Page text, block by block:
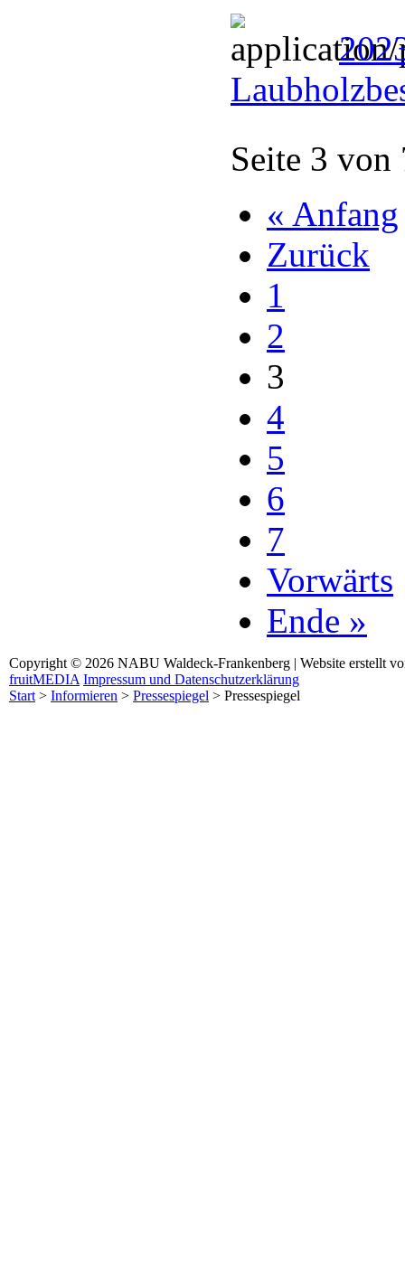
Seite 3 von
« Anfang
Zurück
1
2
3
4
5
6
7
Vorwärts
Ende »
Copyright © 2026 NABU Waldeck-Frankenberg | Website erstellt
fruitMEDIA Impressum und Datenschutzerklärung
Start> Informieren > Pressespiegel > Pressespiegel